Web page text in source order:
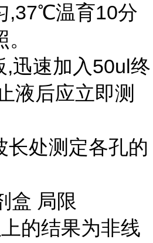
,37℃温育10分
,迅速加入50ul终
液后应立即测
长处测定各孔的
盒 局限
的结果为非线